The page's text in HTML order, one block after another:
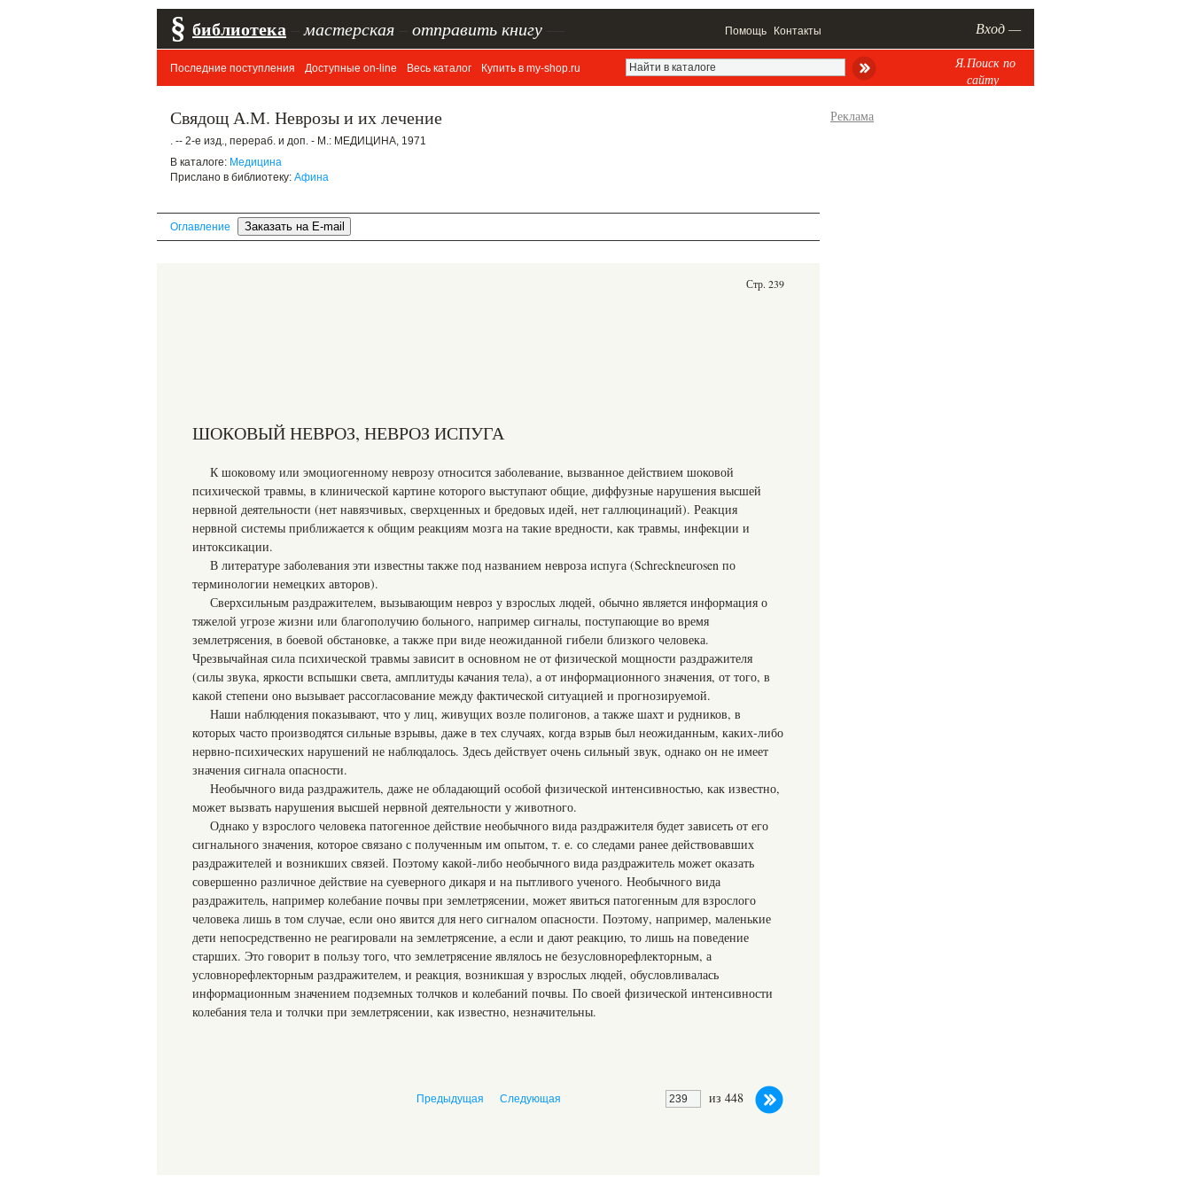
§ библиотека мастерская отправить книгу Помощь Контакты Вход —
Последние поступления Доступные on-line Весь каталог Купить в my-shop.ru
Я.Поиск по
сайту
Свядощ А.М. Неврозы и их лечение
. -- 2-е изд., перераб. и доп. - М.: МЕДИЦИНА, 1971
В каталоге: Медицина
Прислано в библиотеку: Афина
Оглавление
Стр. 239
ШОКОВЫЙ НЕВРОЗ, НЕВРОЗ ИСПУГА
К шоковому или эмоциогенному неврозу относится заболевание, вызванное действием шоковой
психической травмы, в клинической картине которого выступают общие, диффузные нарушения высшей
нервной деятельности (нет навязчивых, сверхценных и бредовых идей, нет галлюцинаций). Реакция
нервной системы приближается к общим реакциям мозга на такие вредности, как травмы, инфекции и
интоксикации.
В литературе заболевания эти известны также под названием невроза испуга (Schreckneurosen по
терминологии немецких авторов).
Сверхсильным раздражителем, вызывающим невроз у взрослых людей, обычно является информация о
тяжелой угрозе жизни или благополучию больного, например сигналы, поступающие во время
землетрясения, в боевой обстановке, а также при виде неожиданной гибели близкого человека.
Чрезвычайная сила психической травмы зависит в основном не от физической мощности раздражителя
(силы звука, яркости вспышки света, амплитуды качания тела), а от информационного значения, от того, в
какой степени оно вызывает рассогласование между фактической ситуацией и прогнозируемой.
Наши наблюдения показывают, что у лиц, живущих возле полигонов, а также шахт и рудников, в
которых часто производятся сильные взрывы, даже в тех случаях, когда взрыв был неожиданным, каких-либо
нервно-психических нарушений не наблюдалось. Здесь действует очень сильный звук, однако он не имеет
значения сигнала опасности.
Необычного вида раздражитель, даже не обладающий особой физической интенсивностью, как известно,
может вызвать нарушения высшей нервной деятельности у животного.
Однако у взрослого человека патогенное действие необычного вида раздражителя будет зависеть от его
сигнального значения, которое связано с полученным им опытом, т. е. со следами ранее действовавших
раздражителей и возникших связей. Поэтому какой-либо необычного вида раздражитель может оказать
совершенно различное действие на суеверного дикаря и на пытливого ученого. Необычного вида
раздражитель, например колебание почвы при землетрясении, может явиться патогенным для взрослого
человека лишь в том случае, если оно явится для него сигналом опасности. Поэтому, например, маленькие
дети непосредственно не реагировали на землетрясение, а если и дают реакцию, то лишь на поведение
старших. Это говорит в пользу того, что землетрясение являлось не безусловнорефлекторным, а
условнорефлекторным раздражителем, и реакция, возникшая у взрослых людей, обусловливалась
информационным значением подземных толчков и колебаний почвы. По своей физической интенсивности
колебания тела и толчки при землетрясении, как известно, незначительны.
из 448
Предыдущая Следующая
Реклама